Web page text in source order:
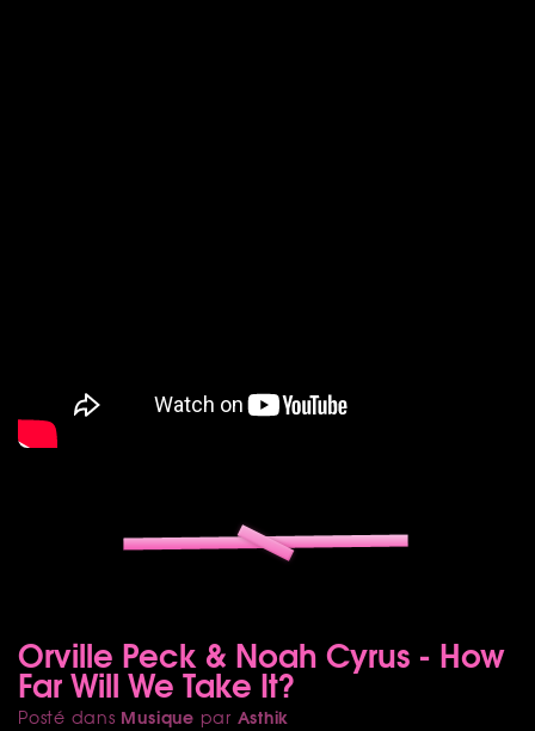
Orville Peck & Noah Cyrus - How
Far Will We Take It?
Posté dans Musique par Asthik